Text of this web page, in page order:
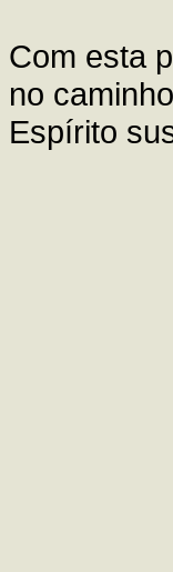
Com esta
no
Espírito